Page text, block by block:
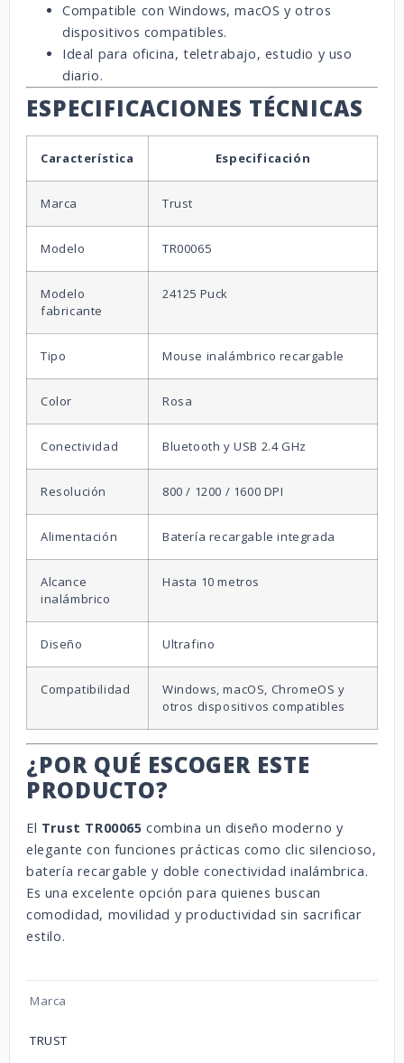
Compatible con Windows, macOS y otros
dispositivos compatibles.
Ideal para oficina, teletrabajo, estudio y uso
diario.
ESPECIFICACIONES TÉCNICAS
Característica Especificación
Marca Trust
Modelo TR00065
Modelo
fabricante
24125 Puck
Tipo Mouse inalámbrico recargable
Color Rosa
Conectividad Bluetooth y USB 2.4 GHz
Resolución 800 / 1200 / 1600 DPI
Alimentación Batería recargable integrada
Alcance
inalámbrico
Hasta 10 metros
Diseño Ultrafino
Compatibilidad
Windows, macOS, ChromeOS y
otros dispositivos compatibles
¿POR QUÉ ESCOGER ESTE
PRODUCTO?
El Trust TR00065 combina un diseño moderno y
elegante con funciones prácticas como clic silencioso,
batería recargable y doble conectividad inalámbrica.
Es una excelente opción para quienes buscan
comodidad, movilidad y productividad sin sacrificar
estilo.
Marca
TRUST